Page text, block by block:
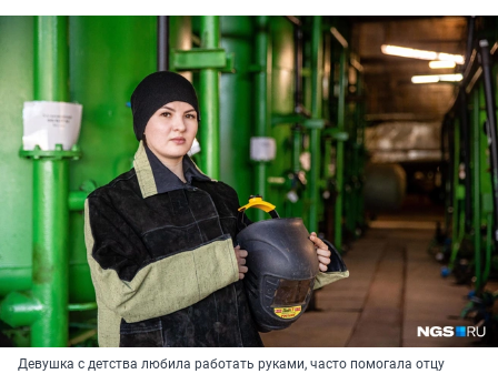
Девушка с детства любила работать руками, часто помогала отцу